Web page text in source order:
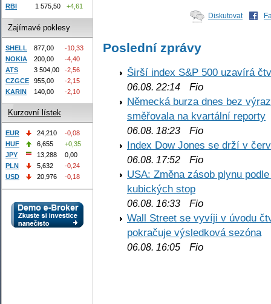
Diskutovat
Poslední zprávy
Širší index S&P 500 uzavírá
06.08. 22:14 Fio
Německá burza dnes bez
směřovala na kvartální reporty
06.08. 18:23 Fio
Index Dow Jones se drží v
06.08. 17:52 Fio
USA: Změna zásob plynu
kubických stop
06.08. 16:33 Fio
Wall Street se vyvíji v úvodu
pokračuje výsledková sezóna
06.08. 16:05 Fio
RBI
1 575,50 +4,61
Zajímavé poklesy
SHELL 877,00
-10,33
NOKIA
200,00
-4,40
ATS
3 504,00
-2,56
CZGCE
955,00
-2,15
KARIN
140,00 -2,10
Kurzovní lístek
EUR 24,210
-0,08
HUF
6,655
+0,35
JPY
13,288
0,00
PLN
5,632
-0,24
USD
20,976 -0,18